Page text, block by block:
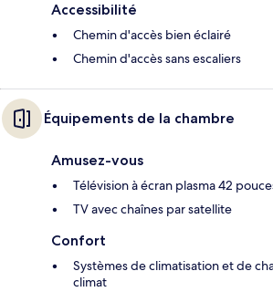
Accessibilité
Chemin d'accès bien éclairé
Chemin d'accès sans escaliers
Équipements de la chambre
Amusez-vous
Télévision à écran plasma 42
TV avec chaînes par satellite
Confort
Systèmes de climatisation et de
climat